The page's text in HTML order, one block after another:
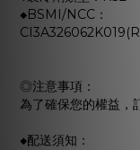
◆BSMI/NCC：
◎注意事項：
為了確保您的權益，
◆配送須知：